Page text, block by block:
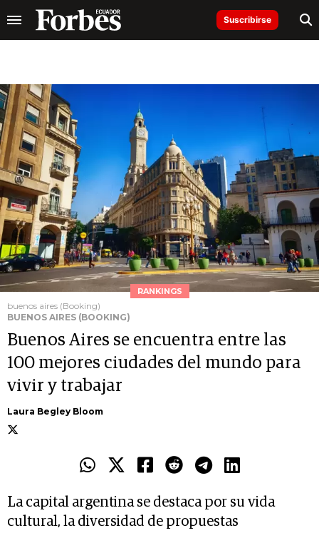
Suscribirse
RANKINGS
buenos aires (Booking)
BUENOS AIRES (BOOKING)
Buenos Aires se encuentra entre las
100 mejores ciudades del mundo para
vivir y trabajar
Laura Begley Bloom
La capital argentina se destaca por su vida
cultural, la diversidad de propuestas